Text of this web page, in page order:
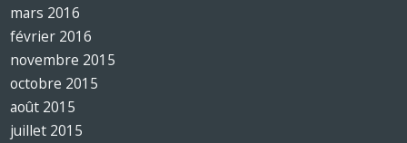
mars 2016
février 2016
novembre 2015
octobre 2015
août 2015
juillet 2015